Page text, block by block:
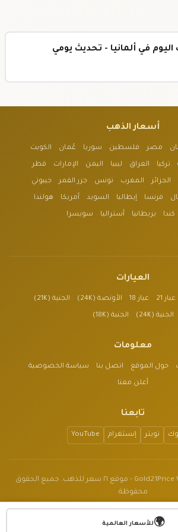
🌍للأسعار العالمية
في ألمانيا - تحديث يومي
أسعار الذهب
مصر فلسطين سوريا عُمان الكويت
تركيا العراق ليبيا اليمن الإمارات قطر
الجزائر المغرب تونس جزر القمر جيبوتي
فرنسا إيطاليا السويد أمريكا هولندا
كندا بريطانيا أستراليا سويسرا
العيارات
عيار 21 عيار 18 الأونصة (24K) الجنية (21K)
الجنية (24K) الجنية (18K)
معلومات
حول الموقع اتصل بنا سياسة الخصوصية
أعلن معنا
تابعنا
تويتر إنستغرام YouTube
© 2023-2026 Gold21Price Website - موقع ٢١ سعر للذهب. جميع الحقوق
محفوظة
الإعلامية فقط وليس نصيحة مالية.
v1.3.2